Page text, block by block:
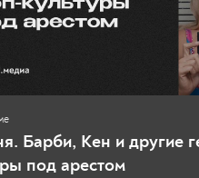
Барби, Кен и другие
под арестом